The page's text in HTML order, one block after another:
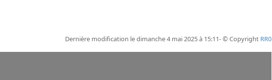
Dernière modification le dimanche 4 mai 2025 à 15:11- © Copyright RR0